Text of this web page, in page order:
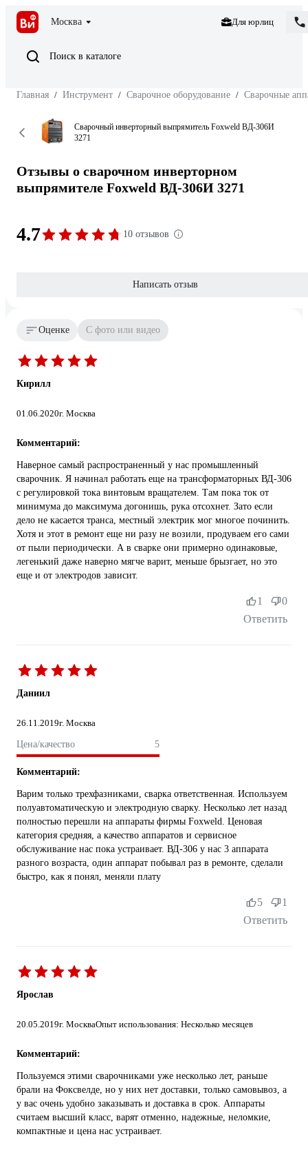
Москва Для юрлиц
Поиск в каталоге
Главная / Инструмент / Сварочное оборудование / Сварочные
Сварочный инверторный выпрямитель Foxweld ВД-306И
3271
Отзывы о сварочном инверторном
выпрямителе Foxweld ВД-306И 3271
4.7 10 отзывов
Написать отзыв
Оценке С фото или видео
Кирилл
01.06.2020г. Москва
Комментарий:
Наверное самый распространенный у нас промышленный
сварочник. Я начинал работать еще на трансформаторных ВД-306
с регулировкой тока винтовым вращателем. Там пока ток от
минимума до максимума догонишь, рука отсохнет. Зато если
дело не касается транса, местный электрик мог многое починить.
Хотя и этот в ремонт еще ни разу не возили, продуваем его сами
от пыли периодически. А в сварке они примерно одинаковые,
легенький даже наверно мягче варит, меньше брызгает, но это
еще и от электродов зависит.
Ответить
1 0
Даниил
26.11.2019г. Москва
Цена/качество 5
Комментарий:
Варим только трехфазниками, сварка ответственная. Используем
полуавтоматическую и электродную сварку. Несколько лет назад
полностью перешли на аппараты фирмы Foxweld. Ценовая
категория средняя, а качество аппаратов и сервисное
обслуживание нас пока устраивает. ВД-306 у нас 3 аппарата
разного возраста, один аппарат побывал раз в ремонте, сделали
быстро, как я понял, меняли плату
Ответить
5 1
Ярослав
20.05.2019г. МоскваОпыт использования: Несколько месяцев
Комментарий:
Пользуемся этими сварочниками уже несколько лет, раньше
брали на Фоксвелде, но у них нет доставки, только самовывоз, а
у вас очень удобно заказывать и доставка в срок. Аппараты
считаем высший класс, варят отменно, надежные, неломкие,
компактные и цена нас устраивает.